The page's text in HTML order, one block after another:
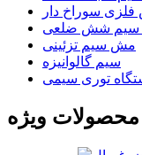
سوراخ دار
شش ضلعی
مش سیم تزئینی
سیم گالوانیزه
توری سیمی
محصولات ویژه